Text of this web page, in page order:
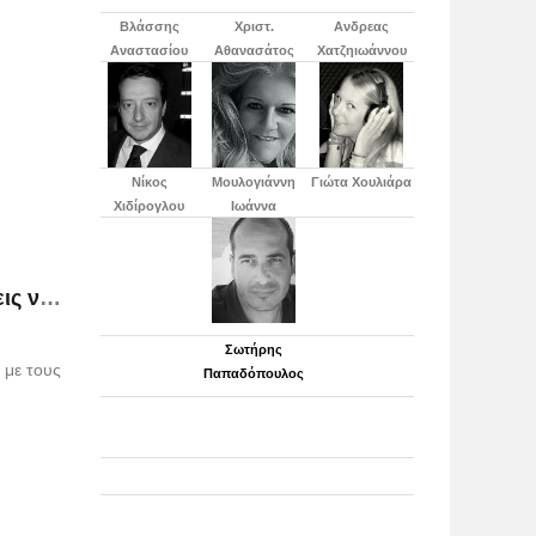
«Οργώνουν» τις πολιτείες-κλειδιά Στην τελική ευθεία Ομπάμα και Ρόμνεϊ με τις δημοσκοπήσεις να δίνουν
με τους
Βλάσσης
Αναστασίου
Χριστ.
Αθανασάτος
Ανδρεας
Χατζηιωάννου
Νίκος
Χιδίρογλου
Μουλογιάννη
Ιωάννα
Γιώτα Χουλιάρα
Σωτήρης
Παπαδόπουλος